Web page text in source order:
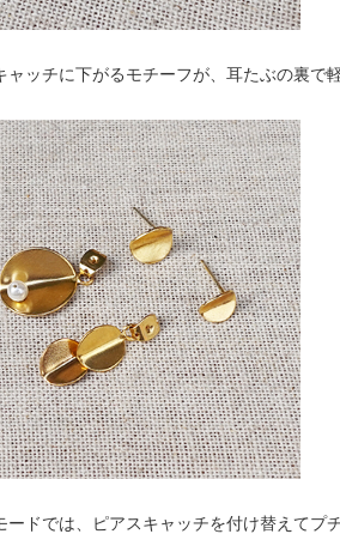
ャッチに下がるモチーフが、耳たぶの裏で
ードでは、ピアスキャッチを付け替えてプ